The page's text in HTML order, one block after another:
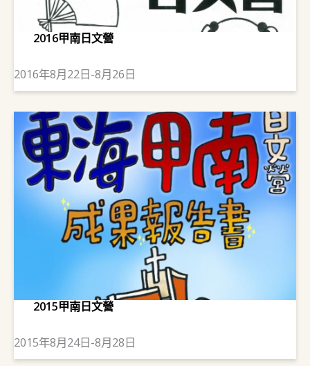
2016甲南日文營
2016年8月22日-8月26日
2015甲南日文營
2015年8月24日-8月28日